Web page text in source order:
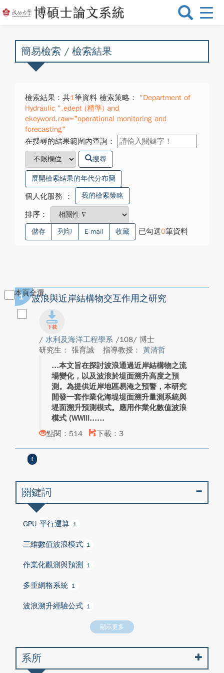
選
換
簡易檢索 / 檢索結果
檢索結果：共1筆資料 檢索策略：
"Department of
Hydraulic ".edept (精準) and
ekeyword.raw="operational monitoring and
forecasting"
在搜尋的結果範圍內查詢：
搜尋
展開檢索結果的年代分布圖
個人化服務 ： 我的檢索策略
排序：
儲存 列印 E-mail 收藏 已勾選0筆資料
本頁全選
1 波浪與近岸結構物交互作用之研究
/ 水利及海洋工程學系 /108/ 博士
研究生： 張育誠
指導教授： 黃清哲
本文旨在探討波浪通過近岸結構物之流
場變化，以及波浪於堤面溯升高度之預
測。為提供近岸地區易淹之預警，本研究
開發一套作業化海堤堤面溯升量測系統與
堤面溯升預測模式。應用作業化數值波浪
模式 (WWIII...
點閱：514
下載：3
1
關鍵詞
GPU 平行運算 1
三維數值波浪模式 1
作業化觀測與預測 1
多重網格系統 1
波浪溯升經驗公式 1
顯示更多
系所